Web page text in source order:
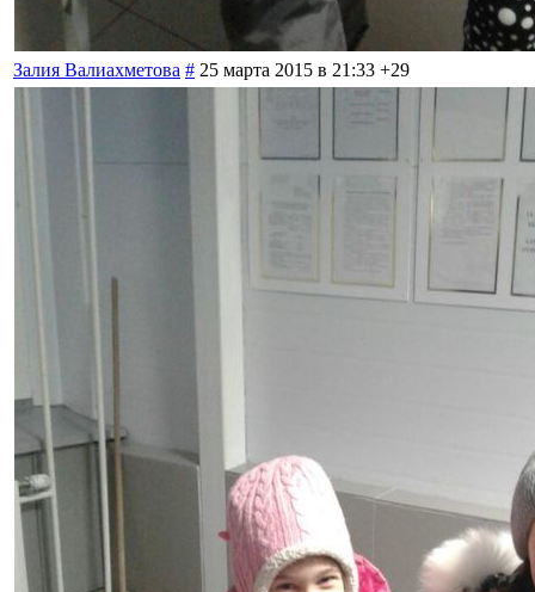
Залия Валиахметова # 25 марта 2015 в 21:33 +29